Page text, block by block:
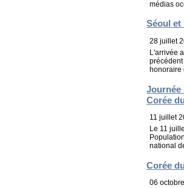
médias
Séoul et
28 juillet
L'arrivée
honoraire
Journée
Corée
11 juillet
Le 11
national
Corée
06